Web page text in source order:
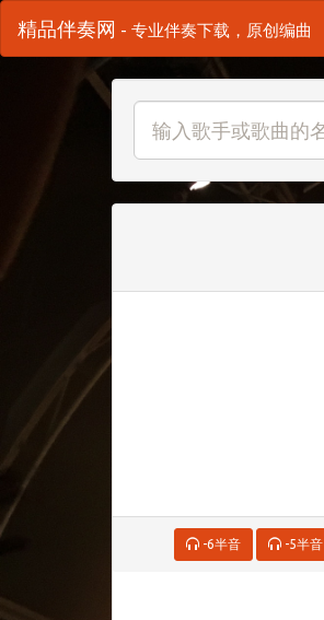
精品伴奏网 - 专业伴奏下载，原创编曲
-6半音 -5半音